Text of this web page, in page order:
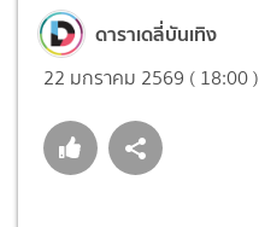
ดาราเดลี่บันเทิง
22 มกราคม 2569 ( 18:00 )